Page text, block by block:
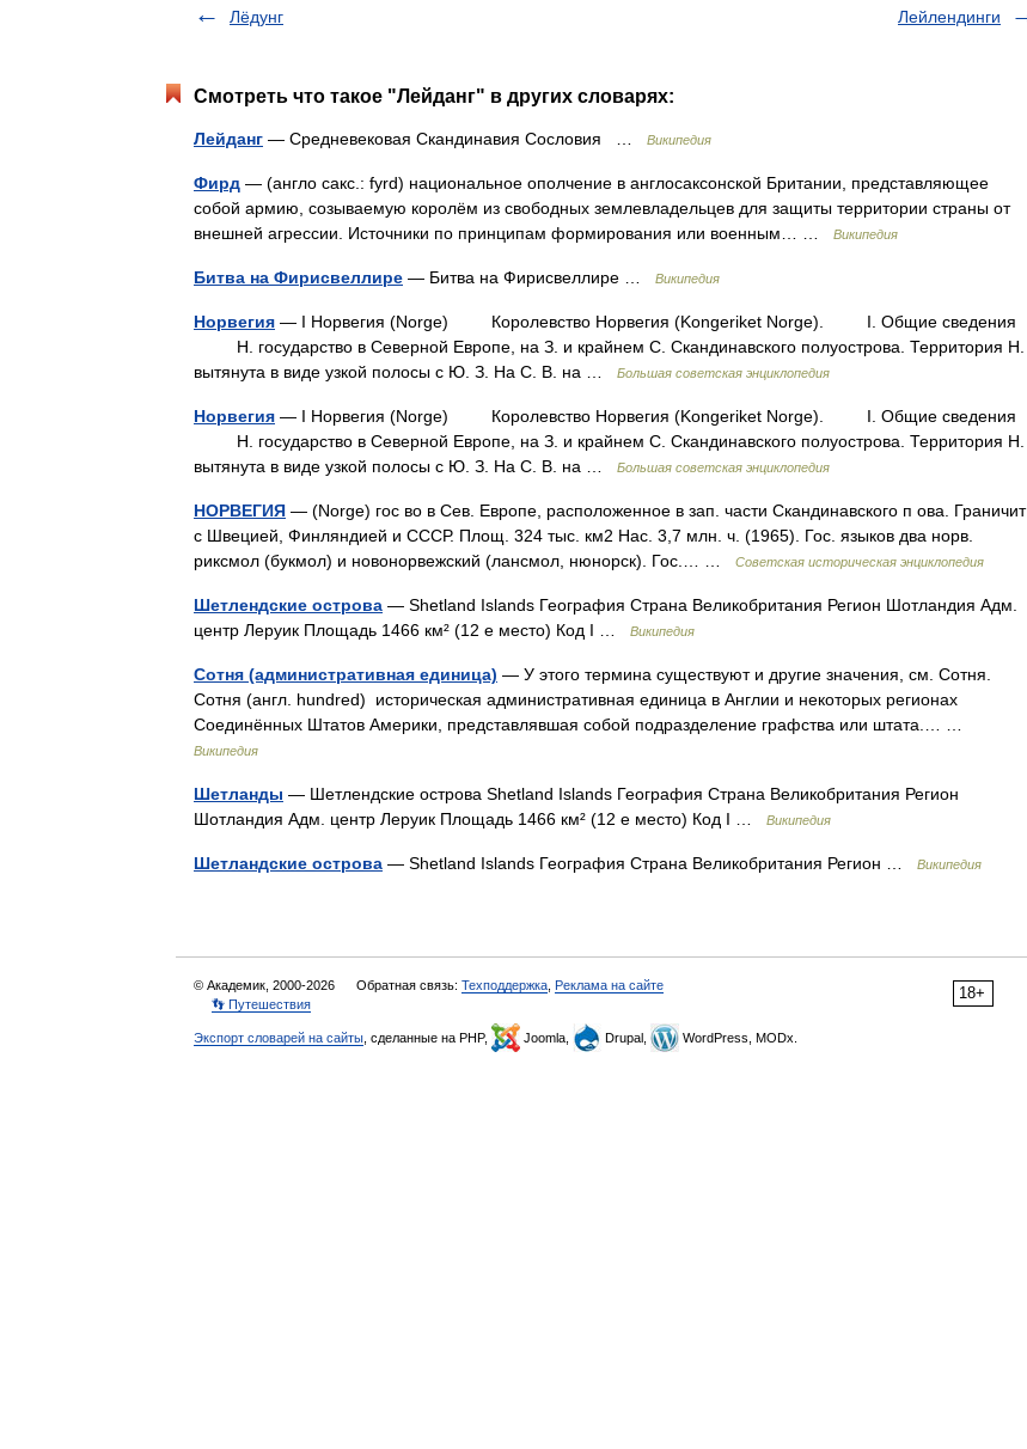
Лёдунг
Лейлендинги
Смотреть что такое "Лейданг" в других словарях:
Лейданг — Средневековая Скандинавия Сословия … Википедия
Фирд — (англо сакс.: fyrd) национальное ополчение в англосаксонской Британии, представляющее
собой армию, созываемую королём из свободных землевладельцев для защиты территории страны от
внешней агрессии. Источники по принципам формирования или военным… …
Википедия
Битва на Фирисвеллире — Битва на Фирисвеллире … Википедия
Норвегия — I Норвегия (Norge) Королевство Норвегия (Kongeriket Norge). I. Общие сведения
Н. государство в Северной Европе, на З. и крайнем С. Скандинавского полуострова. Территория Н.
вытянута в виде узкой полосы с Ю. З. На С. В. на …
Большая советская энциклопедия
Норвегия — I Норвегия (Norge) Королевство Норвегия (Kongeriket Norge). I. Общие сведения
Н. государство в Северной Европе, на З. и крайнем С. Скандинавского полуострова. Территория Н.
вытянута в виде узкой полосы с Ю. З. На С. В. на …
Большая советская энциклопедия
НОРВЕГИЯ — (Norge) гос во в Сев. Европе, расположенное в зап. части Скандинавского п ова. Граничит
с Швецией, Финляндией и СССР. Площ. 324 тыс. км2 Нас. 3,7 млн. ч. (1965). Гос. языков два норв.
риксмол (букмол) и новонорвежский (лансмол, нюнорск). Гос.… …
Советская историческая энциклопедия
Шетлендские острова — Shetland Islands География Страна Великобритания Регион Шотландия Адм.
центр Леруик Площадь 1466 км² (12 е место) Код I …
Википедия
Сотня (административная единица) — У этого термина существуют и другие значения, см. Сотня.
Сотня (англ. hundred) историческая административная единица в Англии и некоторых регионах
Соединённых Штатов Америки, представлявшая собой подразделение графства или штата.… …
Википедия
Шетланды — Шетлендские острова Shetland Islands География Страна Великобритания Регион
Шотландия Адм. центр Леруик Площадь 1466 км² (12 е место) Код I …
Википедия
Шетландские острова — Shetland Islands География Страна Великобритания Регион … Википедия
18+
© Академик, 2000-2026 Обратная связь: Техподдержка Реклама на сайте
👣 Путешествия
Экспорт словарей на сайты , сделанные на PHP, Joomla, Drupal, WordPress, MODx.